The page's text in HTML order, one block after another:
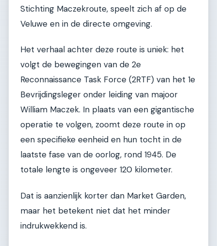
Stichting Maczekroute, speelt zich af op de
Veluwe en in de directe omgeving.
Het verhaal achter deze route is uniek: het
volgt de bewegingen van de 2e
Reconnaissance Task Force (2RTF) van het 1e
Bevrijdingsleger onder leiding van majoor
William Maczek. In plaats van een gigantische
operatie te volgen, zoomt deze route in op
een specifieke eenheid en hun tocht in de
laatste fase van de oorlog, rond 1945. De
totale lengte is ongeveer 120 kilometer.
Dat is aanzienlijk korter dan Market Garden,
maar het betekent niet dat het minder
indrukwekkend is.